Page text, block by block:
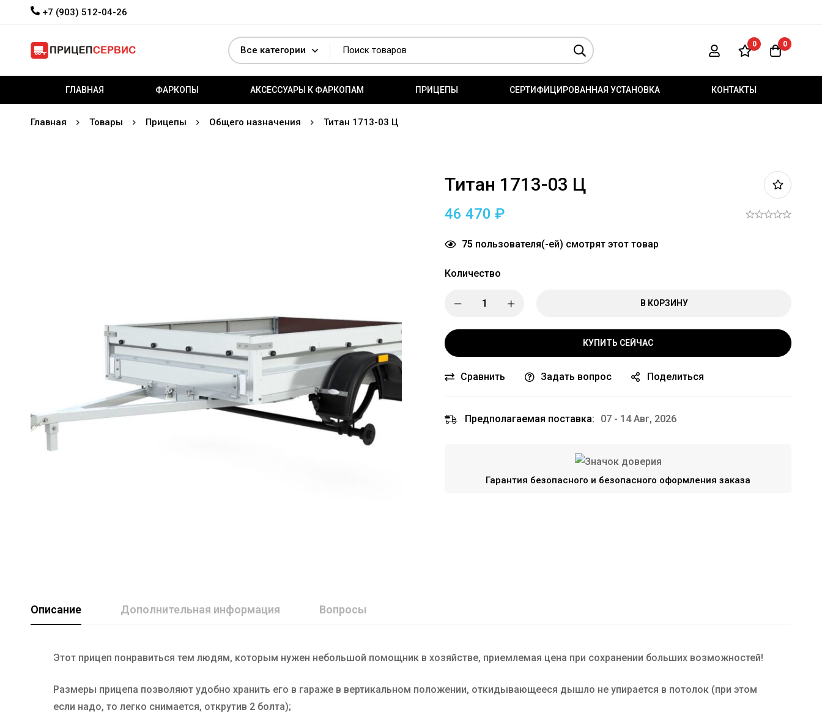
+7 (903) 512-04-26
0 0
ГЛАВНАЯ ФАРКОПЫ АКСЕССУАРЫ К ФАРКОПАМ ПРИЦЕПЫ СЕРТИФИЦИРОВАННАЯ УСТАНОВКА КОНТАКТЫ
Главная Товары Прицепы Общего назначения Титан 1713-03 Ц
Титан 1713-03 Ц
46 470 ₽
75 пользователя(-ей) смотрят этот товар
Количество
В КОРЗИНУ
КУПИТЬ СЕЙЧАС
Сравнить Задать вопрос Поделиться
Предполагаемая поставка: 07 - 14 Авг, 2026
Гарантия безопасного и безопасного оформления заказа
Описание Дополнительная информация Вопросы
Этот прицеп понравиться тем людям, которым нужен небольшой помощник в хозяйстве, приемлемая цена при сохранении больших возможностей!
Размеры прицепа позволяют удобно хранить его в гараже в вертикальном положении, откидывающееся дышло не упирается в потолок (при этом
если надо, то легко снимается, открутив 2 болта);
Длина кузова (мм)
1700
Производитель
PricepCentr